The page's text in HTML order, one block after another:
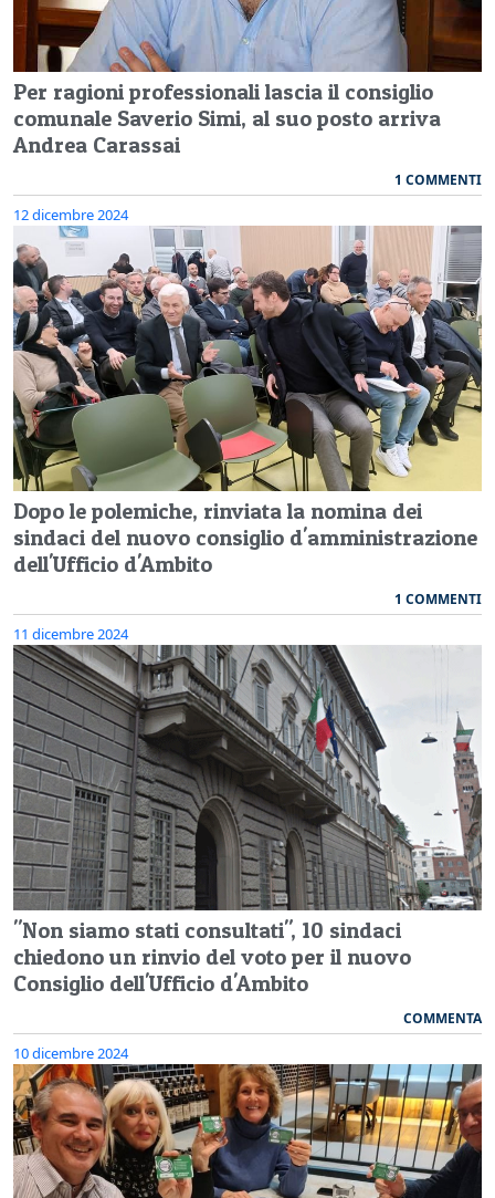
Per ragioni professionali lascia il consiglio
comunale Saverio Simi, al suo posto arriva
Andrea Carassai
1 COMMENTI
12 dicembre 2024
Dopo le polemiche, rinviata la nomina dei
sindaci del nuovo consiglio d'amministrazione
dell'Ufficio d'Ambito
1 COMMENTI
11 dicembre 2024
"Non siamo stati consultati", 10 sindaci
chiedono un rinvio del voto per il nuovo
Consiglio dell'Ufficio d'Ambito
COMMENTA
10 dicembre 2024